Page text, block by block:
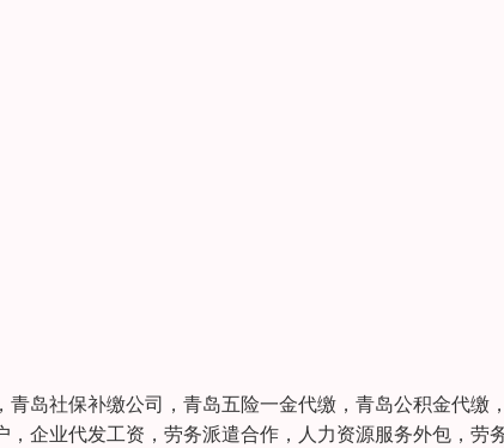
岛社保补缴公司，青岛五险一金代缴，青岛公积金代缴
企业代发工资，劳务派遣合作，人力资源服务外包，劳